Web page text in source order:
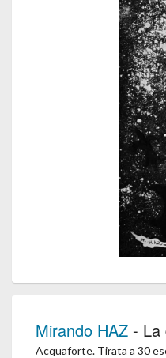
Mirando HAZ - La
Acquaforte. Tirata a 30